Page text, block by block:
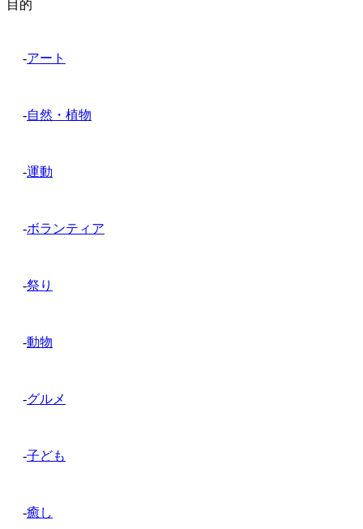
目的
-アート
-自然・植物
-運動
-ボランティア
-祭り
-動物
-グルメ
-子ども
-癒し